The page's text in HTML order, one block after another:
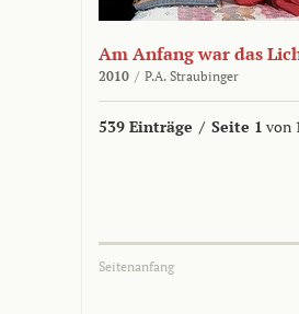
Am Anfang war das
2010 / P.A. Straubinger
539 Einträge / Seite 1 von
Seitenanfang